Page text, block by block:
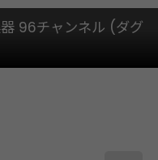
96チャンネル (ダグ